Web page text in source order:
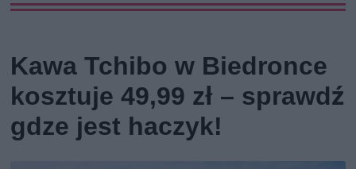
Kawa Tchibo w Biedronce
kosztuje 49,99 zł – sprawdź
gdze jest haczyk!